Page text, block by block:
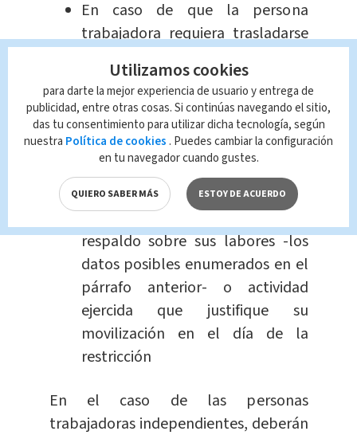
En caso de que la persona
trabajadora requiera trasladarse
constancia laboral deberá
consignar los datos de esa
segunda persona, sean nombre y
documento de identidad. Para los
casos de personas trabajadoras
independientes, deberán portar y
presentar un documento de
respaldo sobre sus labores -los
datos posibles enumerados en el
párrafo anterior- o actividad
ejercida que justifique su
movilización en el día de la
restricción
En el caso de las personas
trabajadoras independientes, deberán
Utilizamos cookies
para darte la mejor experiencia de usuario y entrega de
publicidad, entre otras cosas. Si continúas navegando el sitio,
das tu consentimiento para utilizar dicha tecnología, según
nuestra Política de cookies . Puedes cambiar la configuración
en tu navegador cuando gustes.
QUIERO SABER MÁS ESTOY DE ACUERDO